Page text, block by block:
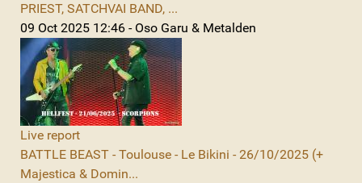
PRIEST, SATCHVAI BAND, ...
09 Oct 2025 12:46 - Oso Garu & Metalden
Live report
BATTLE BEAST - Toulouse - Le Bikini - 26/10/2025 (+
Majestica & Domin...